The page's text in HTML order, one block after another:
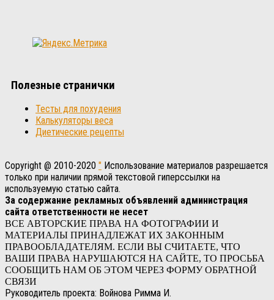
Полезные странички
Тесты для похудения
Калькуляторы веса
Диетические рецепты
Copyright @ 2010-2020 " Использование материалов разрешается
только при наличии прямой текстовой гиперссылки на
используемую статью сайта.
За содержание рекламных объявлений администрация
сайта ответственности не несет
ВСЕ АВТОРСКИЕ ПРАВА НА ФОТОГРАФИИ И
МАТЕРИАЛЫ ПРИНАДЛЕЖАТ ИХ ЗАКОННЫМ
ПРАВООБЛАДАТЕЛЯМ. ЕСЛИ ВЫ СЧИТАЕТЕ, ЧТО
ВАШИ ПРАВА НАРУШАЮТСЯ НА САЙТЕ, ТО ПРОСЬБА
СООБЩИТЬ НАМ ОБ ЭТОМ ЧЕРЕЗ ФОРМУ ОБРАТНОЙ
СВЯЗИ
Руководитель проекта: Войнова Римма И.